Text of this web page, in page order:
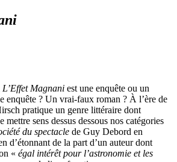
L’Effet Magnani est une enquête ou un
enquête ? Un vrai-faux roman ? À l’ère de
pratique un genre littéraire dont
mettre sens dessus dessous nos catégories
du spectacle de Guy Debord en
d’étonnant de la part d’un auteur dont
« égal intérêt pour l’astronomie et les